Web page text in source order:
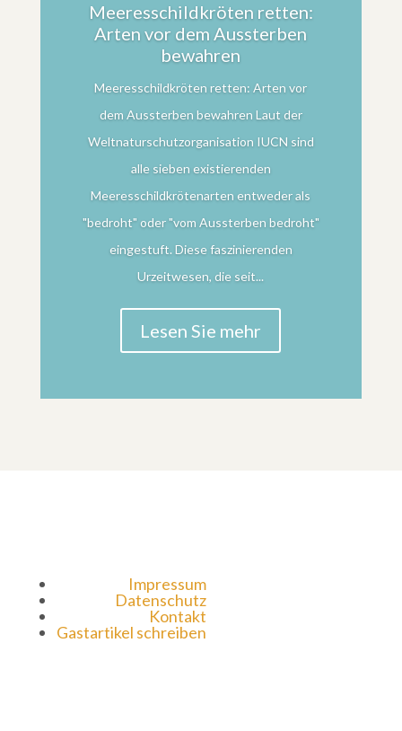
Meeresschildkröten retten:
Arten vor dem Aussterben
bewahren
Meeresschildkröten retten: Arten vor
dem Aussterben bewahren Laut der
Weltnaturschutzorganisation IUCN sind
alle sieben existierenden
Meeresschildkrötenarten entweder als
"bedroht" oder "vom Aussterben bedroht"
eingestuft. Diese faszinierenden
Urzeitwesen, die seit...
Lesen Sie mehr
Impressum
Datenschutz
Kontakt
Gastartikel schreiben